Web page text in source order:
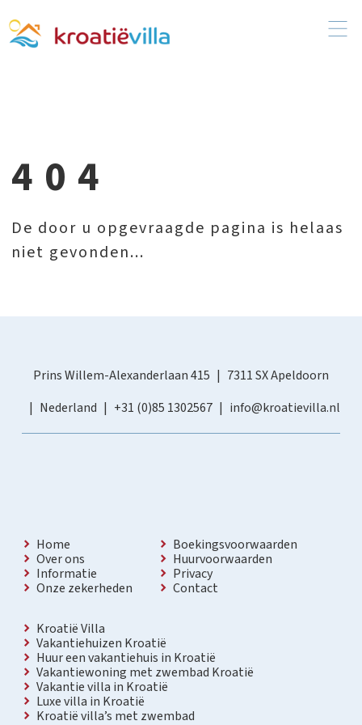
404
De door u opgevraagde pagina is helaas
niet gevonden...
Prins Willem-Alexanderlaan 415
7311 SX Apeldoorn
Nederland
+31 (0)85 1302567 info@kroatievilla.nl
Home
Over ons
Informatie
Onze zekerheden
Boekingsvoorwaarden
Huurvoorwaarden
Privacy
Contact
Kroatië Villa
Vakantiehuizen Kroatië
Huur een vakantiehuis in Kroatië
Vakantiewoning met zwembad Kroatië
Vakantie villa in Kroatië
Luxe villa in Kroatië
Kroatië villa’s met zwembad